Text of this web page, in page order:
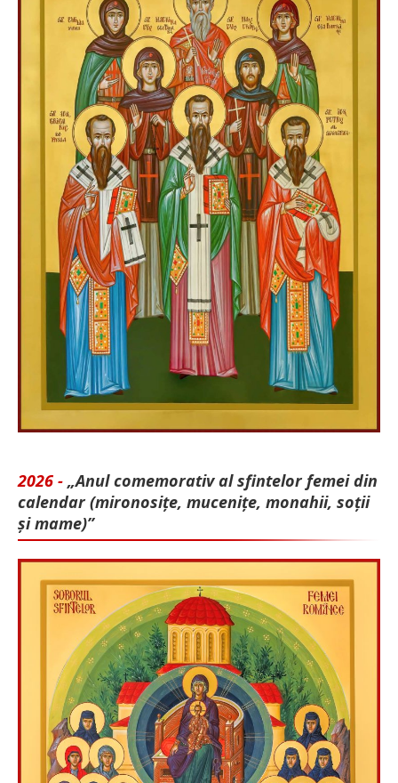
2026 - „Anul comemorativ al sfintelor femei din
calendar (mironosițe, mu­cenițe, monahii, soții
și mame)”